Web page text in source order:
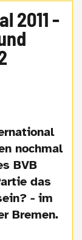
2011 -
nochmal
BVB
das
- im
Bremen.